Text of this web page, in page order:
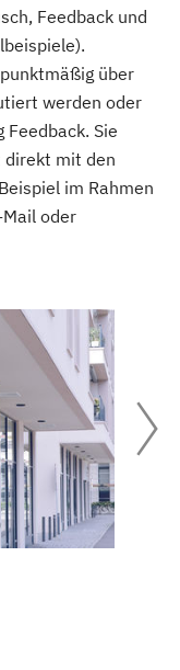
Feedback und
über
werden oder
Sie
direkt mit den
im Rahmen
oder